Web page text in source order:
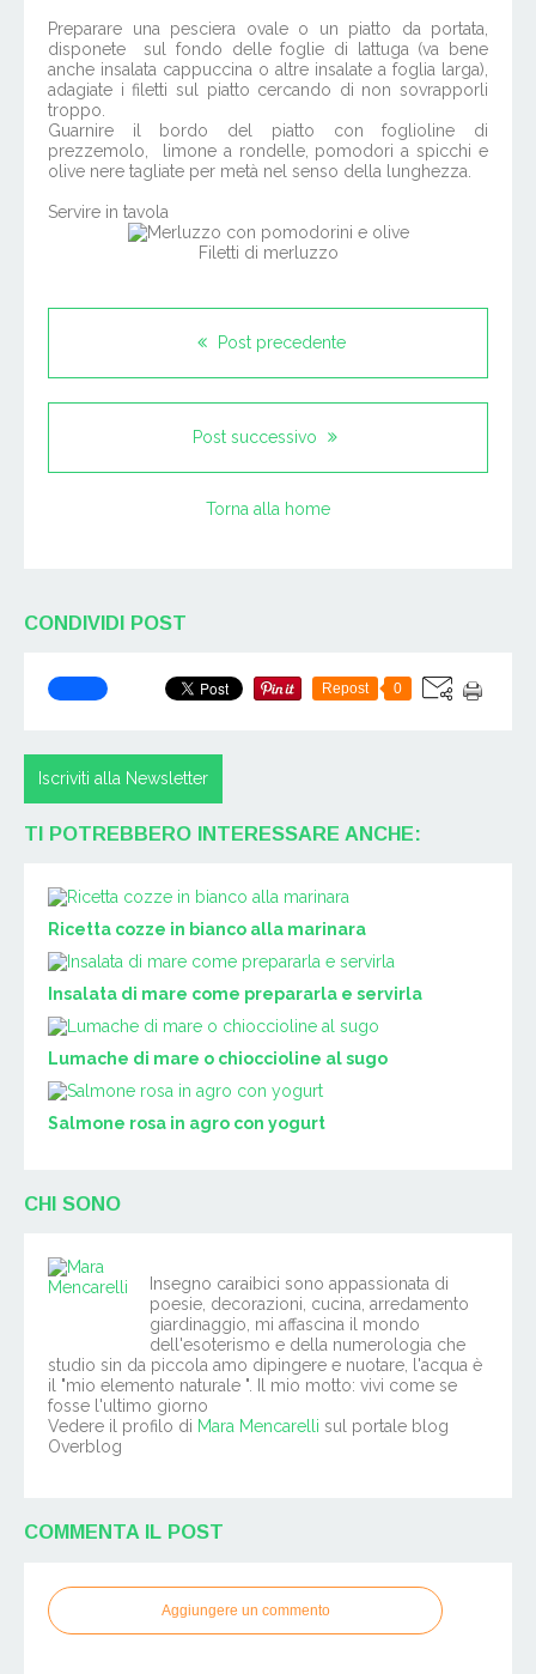
Preparare una pesciera ovale o un piatto da portata,
disponete sul fondo delle foglie di lattuga (va bene
anche insalata cappuccina o altre insalate a foglia larga),
adagiate i filetti sul piatto cercando di non sovrapporli
troppo.
Guarnire il bordo del piatto con foglioline di
prezzemolo, limone a rondelle, pomodori a spicchi e
olive nere tagliate per metà nel senso della lunghezza.
Servire in tavola
Filetti di merluzzo
Post precedente
Post successivo
Torna alla home
CONDIVIDI POST
Repost 0
Iscriviti alla Newsletter
TI POTREBBERO INTERESSARE ANCHE:
Ricetta cozze in bianco alla marinara
Insalata di mare come prepararla e servirla
Lumache di mare o chioccioline al sugo
Salmone rosa in agro con yogurt
CHI SONO
Insegno caraibici sono appassionata di
poesie, decorazioni, cucina, arredamento
giardinaggio, mi affascina il mondo
dell'esoterismo e della numerologia che
studio sin da piccola amo dipingere e nuotare, l'acqua è
il "mio elemento naturale ". Il mio motto: vivi come se
fosse l'ultimo giorno
Vedere il profilo di Mara Mencarelli sul portale blog
Overblog
COMMENTA IL POST
Aggiungere un commento